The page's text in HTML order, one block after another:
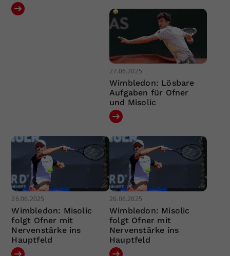
27.06.2025
Wimbledon: Lösbare
Aufgaben für Ofner
und Misolic
26.06.2025
Wimbledon: Misolic
folgt Ofner mit
Nervenstärke ins
Hauptfeld
26.06.2025
Wimbledon: Misolic
folgt Ofner mit
Nervenstärke ins
Hauptfeld